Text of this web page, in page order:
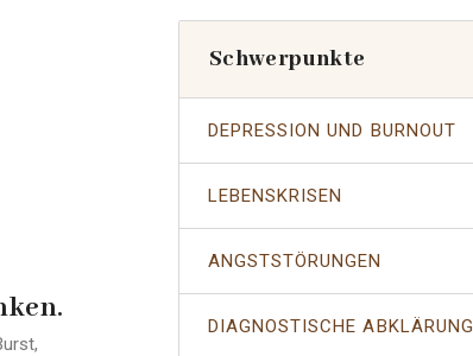
Schwerpunkte
DEPRESSION UND BURNOUT
LEBENSKRISEN
ANGSTSTÖRUNGEN
DIAGNOSTISCHE ABKLÄRUNG